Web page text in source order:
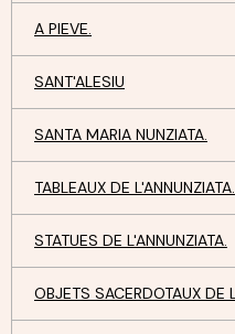
A PIEVE.
SANT'ALESIU
SANTA MARIA NUNZIATA.
TABLEAUX DE L'ANNUNZIATA.
STATUES DE L'ANNUNZIATA.
OBJETS SACERDOTAUX DE